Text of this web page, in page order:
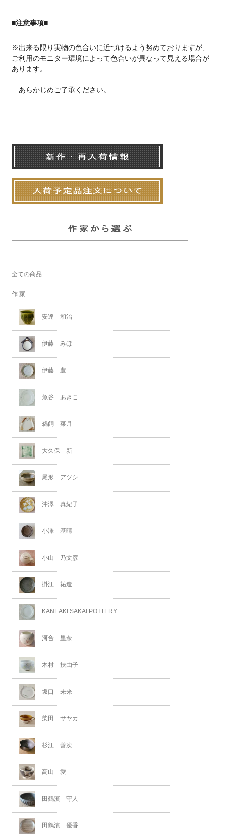
■注意事項■
※出来る限り実物の色合いに近づけるよう努めておりますが、
ご利用のモニター環境によって色合いが異なって見える場合が
あります。
あらかじめご了承ください。
全ての商品
作 家
安達 和治
伊藤 みほ
伊藤 豊
魚谷 あきこ
鵜飼 菜月
大久保 新
尾形 アツシ
沖澤 真紀子
小澤 基晴
小山 乃文彦
掛江 祐造
KANEAKI SAKAI POTTERY
河合 里奈
木村 扶由子
坂口 未来
柴田 サヤカ
杉江 善次
高山 愛
田鶴濱 守人
田鶴濱 優香